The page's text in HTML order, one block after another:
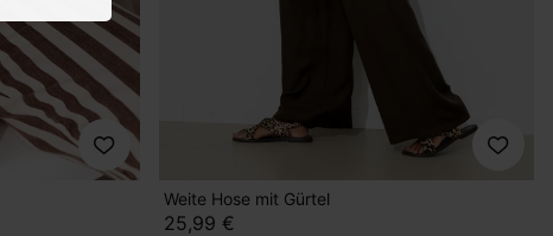
Weite Hose mit Gürtel
25,99 €